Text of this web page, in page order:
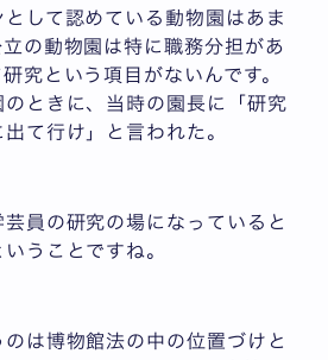
して認めている動物園はあま
の動物園は特に職務分担があ
究という項目がないんです。
ときに、当時の園長に「研究
て行け」と言われた。
員の研究の場になっていると
うことですね。
は博物館法の中の位置づけと